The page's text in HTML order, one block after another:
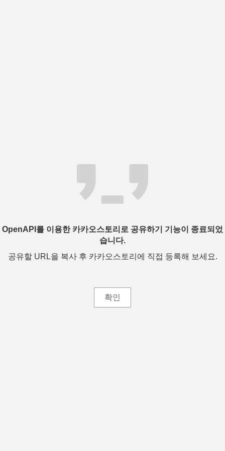
OpenAPI를 이용한 카카오스토리로 공유하기 기능이 종료되었
습니다.
공유할 URL을 복사 후 카카오스토리에 직접 등록해 보세요.
확인